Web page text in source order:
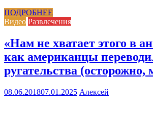
ПОДРОБНЕЕ
Видео Развлечения
«Нам не хватает этого в
как американцы
ругательства (осторожно,
08.06.201807.01.2025 Алексей